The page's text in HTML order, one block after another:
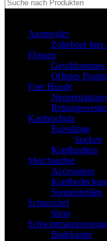
Atemregler
Zubehoer fuer
Flossen
Offenes
Fuer Hunde
Kaelteschutz
Fuesslinge
Socken
Kopfhauben
Merchandise
Accessoires
Sonnenbrillen
Schnorchel
Shop
Badekappe